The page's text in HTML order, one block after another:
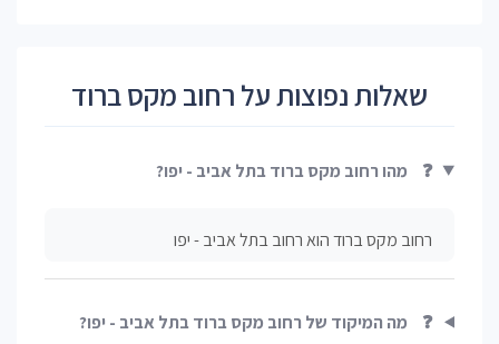
שאלות נפוצות על רחוב מקס ברוד
❓ מהו רחוב מקס ברוד בתל אביב - יפו?
רחוב מקס ברוד הוא רחוב בתל אביב - יפו
❓ מה המיקוד של רחוב מקס ברוד בתל אביב - יפו?